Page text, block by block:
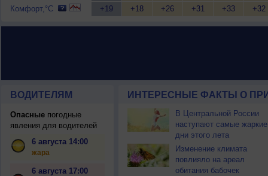
Комфорт,°C
+19
+18
+26
+31
+33
+32
ВОДИТЕЛЯМ
Опасныепогодные
явления для водителей
6 августа 14:00
жара
6 августа 17:00
ИНТЕРЕСНЫЕ ФАКТЫ О
В Центральной России
наступают самые жаркие
дни этого лета
Изменение климата
повлияло на ареал
обитания бабочек